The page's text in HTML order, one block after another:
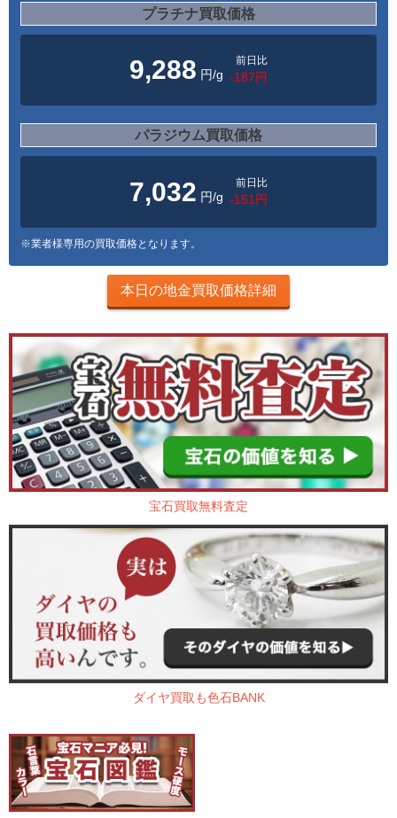
プラチナ買取価格
9,288 円/g
前日比
-187円
パラジウム買取価格
7,032 円/g
前日比
-151円
※業者様専用の買取価格となります。
本日の地金買取価格詳細
宝石買取無料査定
ダイヤ買取も色石BANK